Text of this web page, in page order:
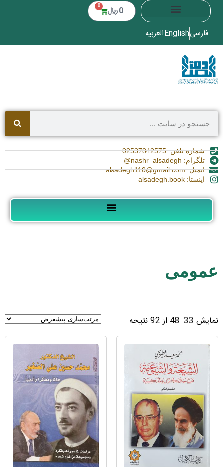
0 ﷼ 0
فارسیEnglishالعربیه
شماره تلفن: 02537842575
تلگرام: nashr_alsadegh@
ایمیل: alsadegh110@gmail.com
اینستا: alsadegh.book
عمومی
نمایش 33–48 از 92 نتیجه